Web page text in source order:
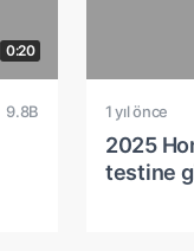
0:20
9.8B 1 yıl önce
2025
testine